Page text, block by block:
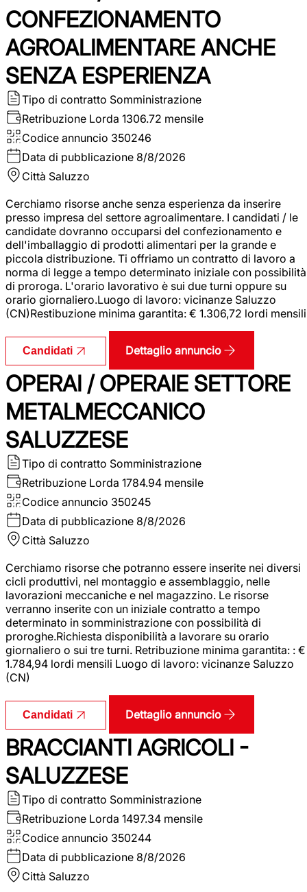
CONFEZIONAMENTO
AGROALIMENTARE ANCHE
SENZA ESPERIENZA
Tipo di contratto Somministrazione
Retribuzione Lorda 1306.72 mensile
Codice annuncio 350246
Data di pubblicazione 8/8/2026
Città Saluzzo
Cerchiamo risorse anche senza esperienza da inserire
presso impresa del settore agroalimentare. I candidati / le
candidate dovranno occuparsi del confezionamento e
dell'imballaggio di prodotti alimentari per la grande e
piccola distribuzione. Ti offriamo un contratto di lavoro a
norma di legge a tempo determinato iniziale con possibilità
di proroga. L'orario lavorativo è sui due turni oppure su
orario giornaliero.Luogo di lavoro: vicinanze Saluzzo
(CN)Restibuzione minima garantita: € 1.306,72 lordi mensili
Candidati Dettaglio annuncio
OPERAI / OPERAIE SETTORE
METALMECCANICO
SALUZZESE
Tipo di contratto Somministrazione
Retribuzione Lorda 1784.94 mensile
Codice annuncio 350245
Data di pubblicazione 8/8/2026
Città Saluzzo
Cerchiamo risorse che potranno essere inserite nei diversi
cicli produttivi, nel montaggio e assemblaggio, nelle
lavorazioni meccaniche e nel magazzino. Le risorse
verranno inserite con un iniziale contratto a tempo
determinato in somministrazione con possibilità di
proroghe.Richiesta disponibilità a lavorare su orario
giornaliero o sui tre turni. Retribuzione minima garantita: : €
1.784,94 lordi mensili Luogo di lavoro: vicinanze Saluzzo
(CN)
Candidati Dettaglio annuncio
BRACCIANTI AGRICOLI -
SALUZZESE
Tipo di contratto Somministrazione
Retribuzione Lorda 1497.34 mensile
Codice annuncio 350244
Data di pubblicazione 8/8/2026
Città Saluzzo